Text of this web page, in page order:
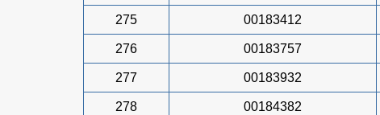
275 00183412
276 00183757
277 00183932
278 00184382